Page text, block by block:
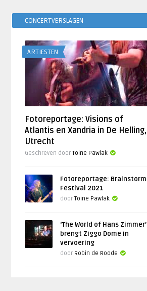
CONCERTVERSLAGEN
ARTIESTEN
Fotoreportage: Visions of
Atlantis en Xandria in De Helling,
Utrecht
Geschreven doorToine Pawlak
Fotoreportage: Brainstorm
Festival 2021
doorToine Pawlak
‘The World of Hans Zimmer’
brengt Ziggo Dome in
vervoering
door Robin de Roode